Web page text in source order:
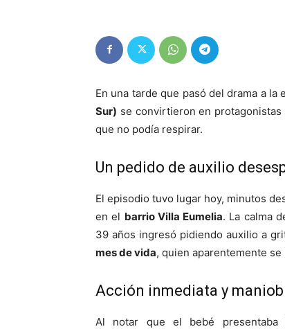
En una tarde que pasó del drama a la
Sur) se convirtieron en
que no podía respirar.
Un pedido de auxilio
El episodio tuvo lugar hoy, minutos
en el barrio Villa Eumelia. La calma
39 años ingresó pidiendo auxilio a
mes de vida, quien aparentemente
Acción inmediata y
Al notar que el bebé presentaba